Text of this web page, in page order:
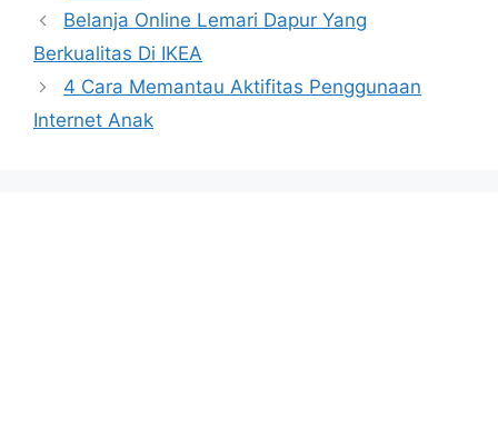
Belanja Online Lemari Dapur Yang
Berkualitas Di IKEA
4 Cara Memantau Aktifitas Penggunaan
Internet Anak